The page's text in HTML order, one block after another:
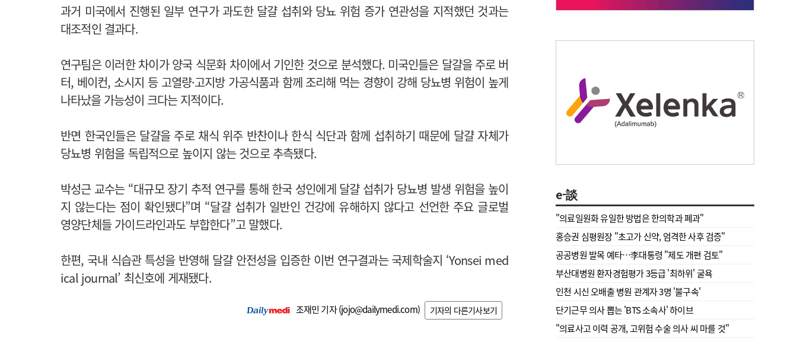
과거 미국에서 진행된 일부 연구가 과도한 달걀 섭취와 당뇨 위험 증가 연관성을 지적했던 것과는
대조적인 결과다.
연구팀은 이러한 차이가 양국 식문화 차이에서 기인한 것으로 분석했다. 미국인들은 달걀을 주로 버
터, 베이컨, 소시지 등 고열량·고지방 가공식품과 함께 조리해 먹는 경향이 강해 당뇨병 위험이 높게
나타났을 가능성이 크다는 지적이다.
반면 한국인들은 달걀을 주로 채식 위주 반찬이나 한식 식단과 함께 섭취하기 때문에 달걀 자체가
당뇨병 위험을 독립적으로 높이지 않는 것으로 추측됐다.
박성근 교수는 “대규모 장기 추적 연구를 통해 한국 성인에게 달걀 섭취가 당뇨병 발생 위험을 높이
지 않는다는 점이 확인됐다”며 “달걀 섭취가 일반인 건강에 유해하지 않다고 선언한 주요 글로벌
영양단체들 가이드라인과도 부합한다”고 말했다.
한편, 국내 식습관 특성을 반영해 달걀 안전성을 입증한 이번 연구결과는 국제학술지 ‘Yonsei med
ical journal’ 최신호에 게재됐다.
조재민 기자 (jojo@dailymedi.com) 기자의 다른기사보기
e-談
"의료일원화 유일한 방법은 한의학과 폐과"
홍승권 심평원장 " 초고가 신약, 엄격한 사후 검증"
공공병원 발목 예타…李대통령 "제도 개편 검토"
부산대병원 환자경험평가 3등급 '최하위' 굴욕
인천 시신 오배출 병원 관계자 3명 '불구속'
단기근무 의사 뽑는 'BTS 소속사' 하이브
"의료사고 이력 공개, 고위험 수술 의사 씨 마를 것"